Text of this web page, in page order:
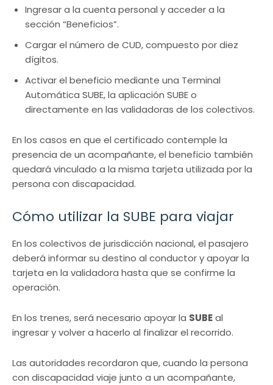
Ingresar a la cuenta personal y acceder a la
sección “Beneficios”.
Cargar el número de CUD, compuesto por diez
dígitos.
Activar el beneficio mediante una Terminal
Automática SUBE, la aplicación SUBE o
directamente en las validadoras de los colectivos.
En los casos en que el certificado contemple la
presencia de un acompañante, el beneficio también
quedará vinculado a la misma tarjeta utilizada por la
persona con discapacidad.
Cómo utilizar la SUBE para viajar
En los colectivos de jurisdicción nacional, el pasajero
deberá informar su destino al conductor y apoyar la
tarjeta en la validadora hasta que se confirme la
operación.
En los trenes, será necesario apoyar la SUBEal
ingresar y volver a hacerlo al finalizar el recorrido.
Las autoridades recordaron que, cuando la persona
con discapacidad viaje junto a un acompañante,